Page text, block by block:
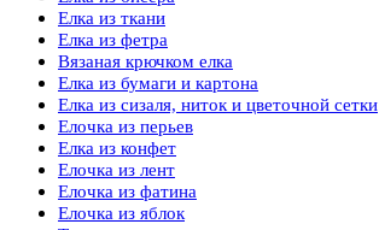
Елка из ткани
Елка из фетра
Вязаная крючком елка
Елка из бумаги и картона
Елка из сизаля, ниток и цветочной сетки
Елочка из перьев
Елка из конфет
Елочка из лент
Елочка из фатина
Елочка из яблок